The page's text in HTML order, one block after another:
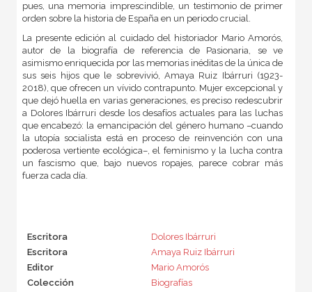
pues, una memoria imprescindible, un testimonio de primer
orden sobre la historia de España en un periodo crucial.
La presente edición al cuidado del historiador Mario Amorós,
autor de la biografía de referencia de Pasionaria, se ve
asimismo enriquecida por las memorias inéditas de la única de
sus seis hijos que le sobrevivió, Amaya Ruiz Ibárruri (1923-
2018), que ofrecen un vívido contrapunto. Mujer excepcional y
que dejó huella en varias generaciones, es preciso redescubrir
a Dolores Ibárruri desde los desafíos actuales para las luchas
que encabezó: la emancipación del género humano –cuando
la utopía socialista está en proceso de reinvención con una
poderosa vertiente ecológica–, el feminismo y la lucha contra
un fascismo que, bajo nuevos ropajes, parece cobrar más
fuerza cada día.
Escritora
Dolores Ibárruri
Escritora
Amaya Ruiz Ibárruri
Editor
Mario Amorós
Colección
Biografías